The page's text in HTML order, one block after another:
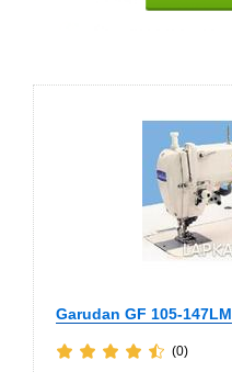
Garudan GF 105-147LM
(0)